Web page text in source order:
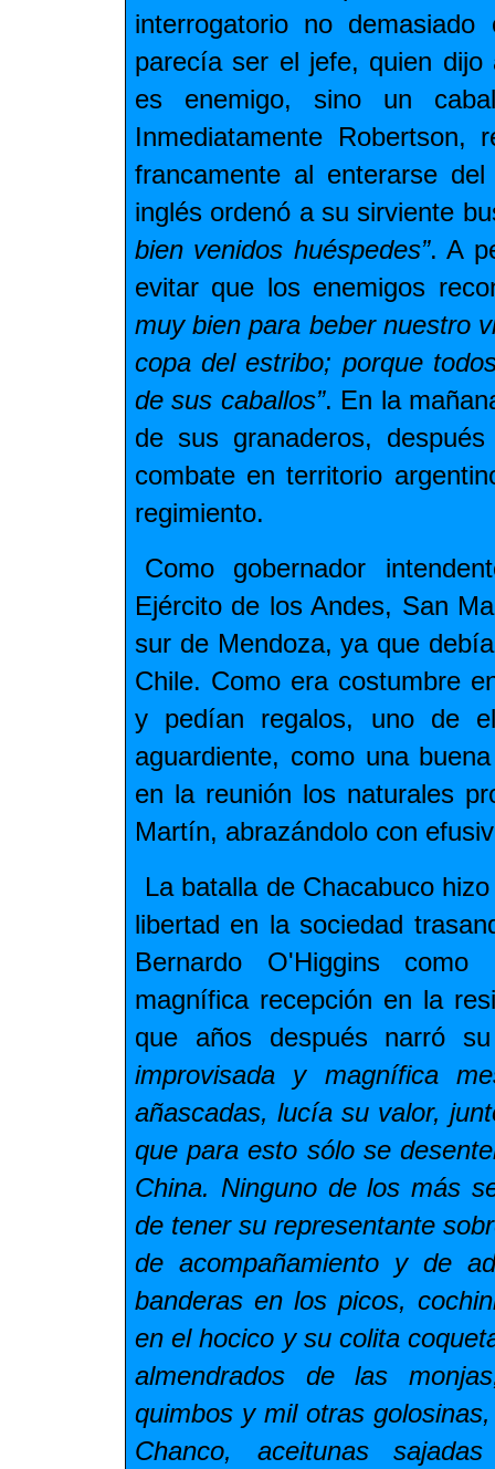
interrogatorio no
parecía ser el jefe, quien dijo
es enemigo, sino un
Inmediatamente
francamente al enterarse
inglés ordenó a su sirviente
bien venidos huéspedes”. A
evitar que los enemigos
muy bien para beber nuestro
copa del estribo; porque
de sus caballos”. En la
de sus granaderos,
combate en territorio
regimiento.
Como gobernador
Ejército de los Andes, San
sur de Mendoza, ya que
Chile. Como era costumbre
y pedían regalos, uno de
aguardiente, como una
en la reunión los naturales
Martín, abrazándolo con
La batalla de Chacabuco
libertad en la sociedad
Bernardo O'Higgins
magnífica recepción en la
que años después narró
improvisada y magnífica
añascadas, lucía su valor,
que para esto sólo se
China. Ninguno de los más
de tener su representante
de acompañamiento y de
banderas en los picos,
en el hocico y su colita
almendrados de las
quimbos y mil otras
Chanco, aceitunas